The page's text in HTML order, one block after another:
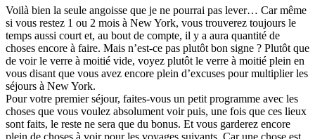
Voilà bien la seule angoisse que je ne pourrai pas lever… Car même
si vous restez 1 ou 2 mois à New York, vous trouverez toujours le
temps aussi court et, au bout de compte, il y a aura quantité de
choses encore à faire. Mais n’est-ce pas plutôt bon signe ? Plutôt que
de voir le verre à moitié vide, voyez plutôt le verre à moitié plein en
vous disant que vous avez encore plein d’excuses pour multiplier les
séjours à New York.
Pour votre premier séjour, faites-vous un petit programme avec les
choses que vous voulez absolument voir puis, une fois que ces lieux
sont faits, le reste ne sera que du bonus. Et vous garderez encore